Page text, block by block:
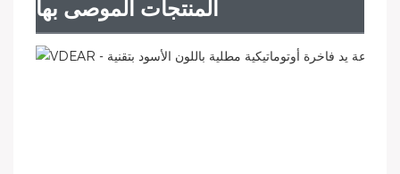
المنتجات الموصى بها